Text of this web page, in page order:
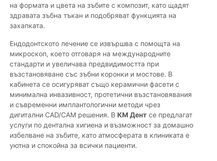
на формата и цвета на зъбите с композит, като щадят
здравата зъбна тъкан и подобряват функцията на
захапката.
Ендодонтското лечение се извършва с помощта на
микроскоп, което отговаря на международните
стандарти и увеличава предвидимостта при
възстановяване със зъбни коронки и мостове. В
кабинета се осигуряват също керамични фасети с
минимална инвазивност, протетични възстановявания
и съвременни имплантологични методи чрез
дигитални CAD/CAM решения. В КМ Дент се предлагат
услуги по дентална хигиена и възможност за домашно
избелване на зъбите, като атмосферата в клиниката е
уютна и спокойна за всички пациенти.